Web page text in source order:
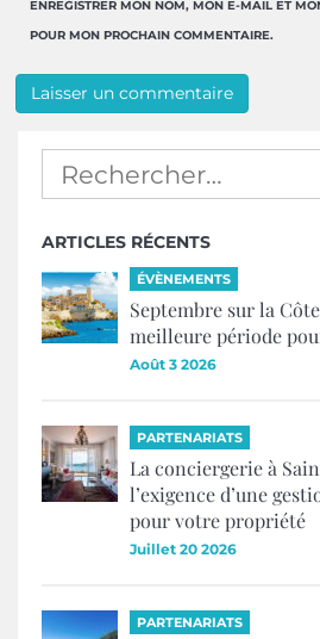
ENREGISTRER MON NOM, MON E-MAIL ET
POUR MON PROCHAIN COMMENTAIRE.
ARTICLES RÉCENTS
ÉVÈNEMENTS
Septembre sur la
meilleure période
Août 3 2026
PARTENARIATS
La conciergerie à
l’exigence d’une
pour votre propriété
Juillet 20 2026
PARTENARIATS